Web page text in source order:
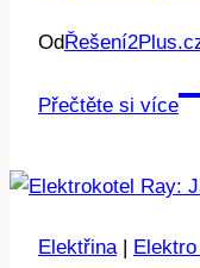
Od
Přečtěte si více
Elektřina|